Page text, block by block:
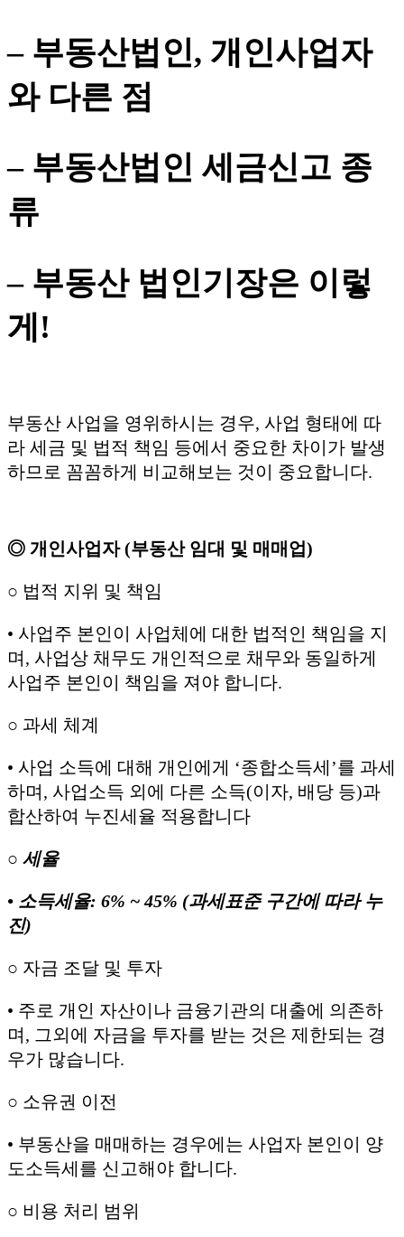
– 부동산법인, 개인사업자
와 다른 점
– 부동산법인 세금신고 종
류
– 부동산 법인기장은 이렇
게!
부동산 사업을 영위하시는 경우, 사업 형태에 따
라 세금 및 법적 책임 등에서 중요한 차이가 발생
하므로 꼼꼼하게 비교해보는 것이 중요합니다.
◎ 개인사업자 (부동산 임대 및 매매업)
○ 법적 지위 및 책임
• 사업주 본인이 사업체에 대한 법적인 책임을 지
며, 사업상 채무도 개인적으로 채무와 동일하게
사업주 본인이 책임을 져야 합니다.
○ 과세 체계
• 사업 소득에 대해 개인에게 ‘종합소득세’를 과세
하며, 사업소득 외에 다른 소득(이자, 배당 등)과
합산하여 누진세율 적용합니다
○ 세율
• 소득세율: 6% ~ 45% (과세표준 구간에 따라 누
진)
○ 자금 조달 및 투자
• 주로 개인 자산이나 금융기관의 대출에 의존하
며, 그외에 자금을 투자를 받는 것은 제한되는 경
우가 많습니다.
○ 소유권 이전
• 부동산을 매매하는 경우에는 사업자 본인이 양
도소득세를 신고해야 합니다.
○ 비용 처리 범위